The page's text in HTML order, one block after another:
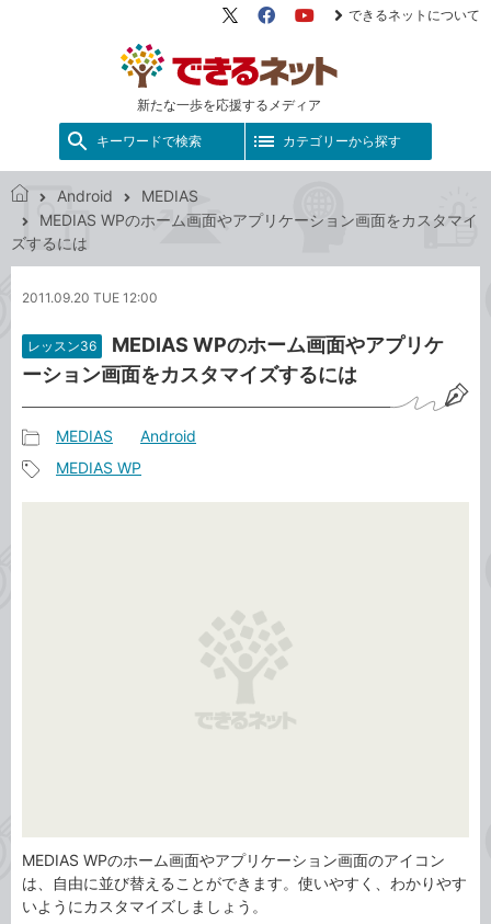
新たな一歩を応援するメディア
X（旧
FacebookYouTube
できるネットについて
キーワードで検索 カテゴリーから探す
で
き
ッ
Android
MEDIAS
MEDIAS WPのホーム画面やアプリケーション画面をカスタマイ
ズするには
2011.09.20 TUE 12:00
レッスン36
MEDIAS WPのホーム画面やアプリケ
ーション画面をカスタマイズするには
事
カ
MEDIAS Android
MEDIAS WP
MEDIAS WPのホーム画面やアプリケーション画面のアイコン
は、自由に並び替えることができます。使いやすく、わかりやす
いようにカスタマイズしましょう。